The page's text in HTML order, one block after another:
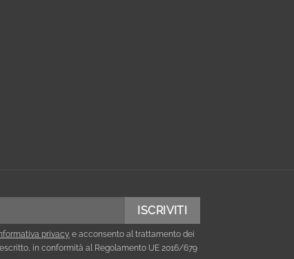
privacy e acconsento al trattamento dei
in conformità al Regolamento UE 2016/679